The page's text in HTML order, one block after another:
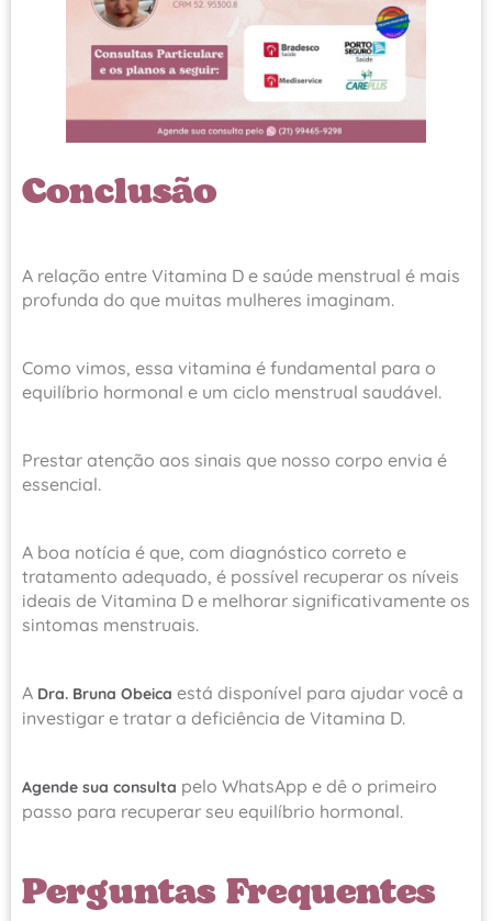
Conclusão
A relação entre Vitamina D e saúde menstrual é mais
profunda do que muitas mulheres imaginam.
Como vimos, essa vitamina é fundamental para o
equilíbrio hormonal e um ciclo menstrual saudável.
Prestar atenção aos sinais que nosso corpo envia é
essencial.
A boa notícia é que, com diagnóstico correto e
tratamento adequado, é possível recuperar os níveis
ideais de Vitamina D e melhorar significativamente os
sintomas menstruais.
A Dra. Bruna Obeica está disponível para ajudar você a
investigar e tratar a deficiência de Vitamina D.
Agende sua consulta pelo WhatsApp e dê o primeiro
passo para recuperar seu equilíbrio hormonal.
Perguntas Frequentes